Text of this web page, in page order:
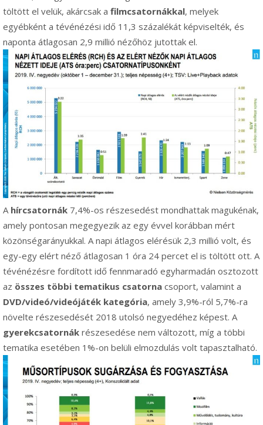
töltött el velük, akárcsak a filmcsatornákkal, melyek
egyébként a tévénézési idő 11,3 százalékát képviselték, és
naponta átlagosan 2,9 millió nézőhöz jutottak el.
A hírcsatornák 7,4%-os részesedést mondhattak magukénak,
amely pontosan megegyezik az egy évvel korábban mért
közönségarányukkal. A napi átlagos elérésük 2,3 millió volt, és
egy-egy elért néző átlagosan 1 óra 24 percet el is töltött ott. A
tévénézésre fordított idő fennmaradó egyharmadán osztozott
az összes többi tematikus csatorna csoport, valamint a
DVD/videó/videójáték kategória, amely 3,9%-ról 5,7%-ra
növelte részesedését 2018 utolsó negyedéhez képest. A
gyerekcsatornák részesedése nem változott, míg a többi
tematika esetében 1%-on belüli elmozdulás volt tapasztalható.